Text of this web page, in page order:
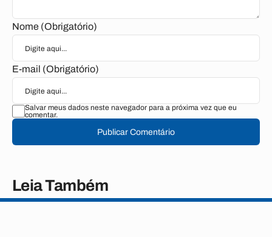
Nome (Obrigatório)
E-mail (Obrigatório)
Salvar meus dados neste navegador para a próxima vez que eu
comentar.
Publicar Comentário
Leia Também